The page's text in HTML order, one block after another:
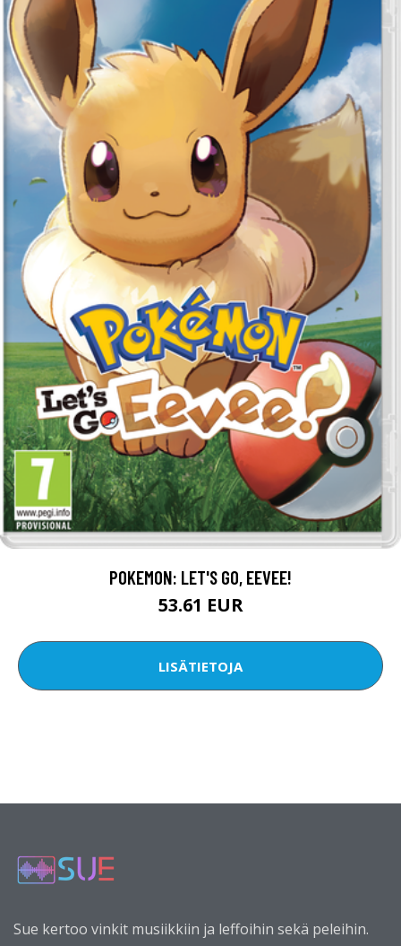
POKEMON: LET'S GO, EEVEE!
53.61 EUR
LISÄTIETOJA
Sue kertoo vinkit musiikkiin ja leffoihin sekä peleihin.